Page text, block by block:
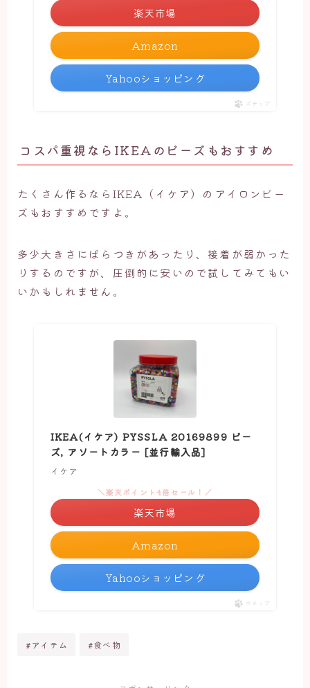
Amazon
楽天市場
Yahooショッピング
ポチップ
コスパ重視ならIKEAのビーズもおすすめ
たくさん作るならIKEA（イケア）のアイロンビー
ズもおすすめですよ。
多少大きさにばらつきがあったり、接着が弱かった
りするのですが、圧倒的に安いので試してみてもい
いかもしれません。
IKEA(イケア) PYSSLA 20169899 ビー
ズ, アソートカラー [並行輸入品]
イケア
Amazon
＼楽天ポイント4倍セール！／
楽天市場
Yahooショッピング
ポチップ
#アイテム #食べ物